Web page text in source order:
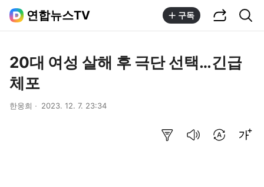
연합뉴스TV 구독
20대 여성 살해 후 극단 선택…긴급
체포
한웅희 2023. 12. 7. 23:34